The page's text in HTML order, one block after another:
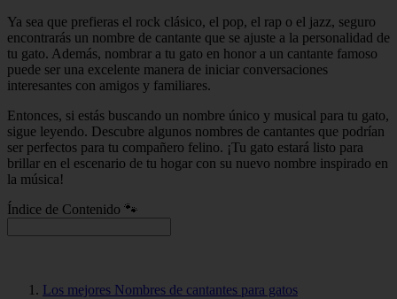
Ya sea que prefieras el rock clásico, el pop, el rap o el jazz, seguro
encontrarás un nombre de cantante que se ajuste a la personalidad de
tu gato. Además, nombrar a tu gato en honor a un cantante famoso
puede ser una excelente manera de iniciar conversaciones
interesantes con amigos y familiares.
Entonces, si estás buscando un nombre único y musical para tu gato,
sigue leyendo. Descubre algunos nombres de cantantes que podrían
ser perfectos para tu compañero felino. ¡Tu gato estará listo para
brillar en el escenario de tu hogar con su nuevo nombre inspirado en
la música!
Índice de Contenido 🐾
Los mejores Nombres de cantantes para gatos